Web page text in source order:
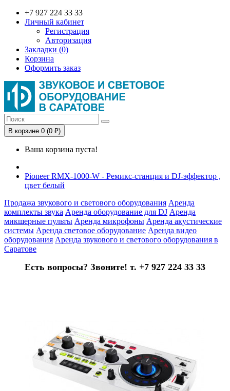
+7 927 224 33 33
Личный кабинет
Регистрация
Авторизация
Закладки (0)
Корзина
Оформить заказ
В корзине 0 (0 ₽)
Ваша корзина пуста!
Pioneer RMX-1000-W - Ремикс-станция и DJ-эффектор ,
цвет белый
Продажа звукового и светового оборудования Аренда
комплекты звука Аренда оборудование для DJ Аренда
микшерные пульты Аренда микрофоны Аренда акустические
системы Аренда световое оборудование Аренда видео
оборудования Аренда звукового и светового оборудования в
Саратове
Есть вопросы? Звоните! т. +7 927 224 33 33